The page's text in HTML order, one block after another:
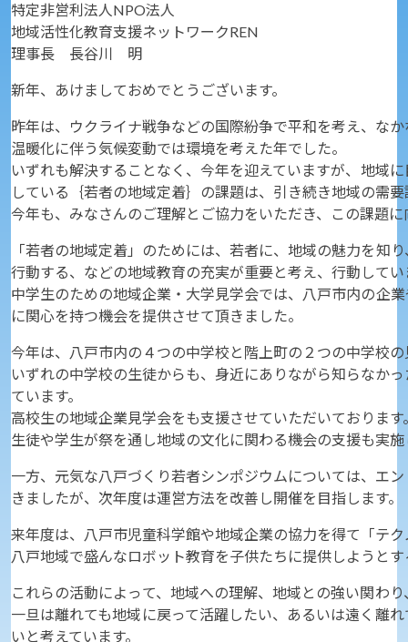
特定非営利法人NPO法人
地域活性化教育支援ネットワークREN
理事長 長谷川 明
新年、あけましておめでとうございます。
昨年は、ウクライナ戦争などの国際紛争で平和を考え、な
温暖化に伴う気候変動では環境を考えた年でした。
いずれも解決することなく、今年を迎えていますが、地域
している｛若者の地域定着｝の課題は、引き続き地域の需
今年も、みなさんのご理解とご協力をいただき、この課題
「若者の地域定着」のためには、若者に、地域の魅力を知
行動する、などの地域教育の充実が重要と考え、行動してい
中学生のための地域企業・大学見学会では、八戸市内の企
に関心を持つ機会を提供させて頂きました。
今年は、八戸市内の４つの中学校と階上町の２つの中学校
いずれの中学校の生徒からも、身近にありながら知らなか
ています。
高校生の地域企業見学会をも支援させていただいております
生徒や学生が祭を通し地域の文化に関わる機会の支援も実
一方、元気な八戸づくり若者シンポジウムについては、エ
きましたが、次年度は運営方法を改善し開催を目指します。
来年度は、八戸市児童科学館や地域企業の協力を得て「テ
八戸地域で盛んなロボット教育を子供たちに提供しようとす
これらの活動によって、地域への理解、地域との強い関わ
一旦は離れても地域に戻って活躍したい、あるいは遠く離
いと考えています。